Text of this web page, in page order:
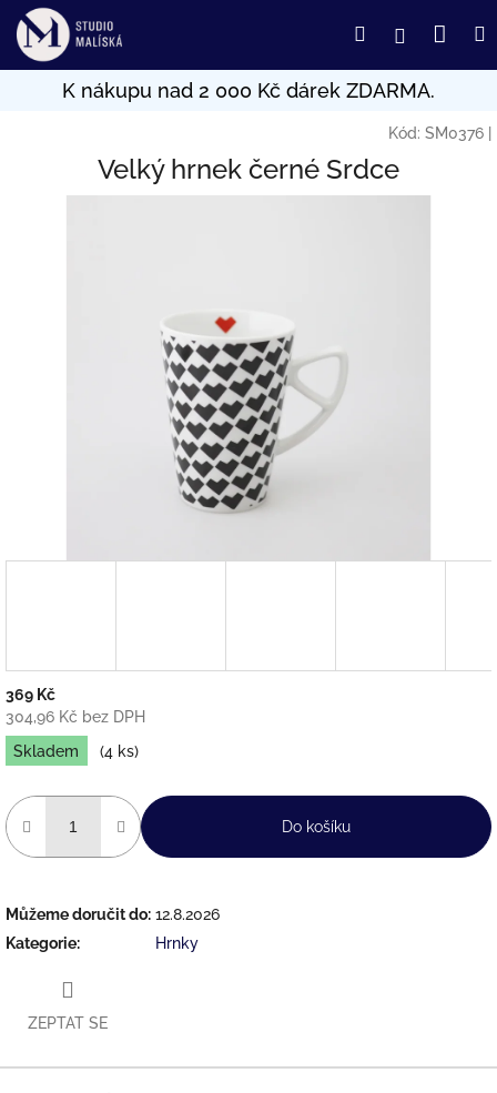
Přejít
obsah
HledatPřihlášení
Kód: SM0376
Velký hrnek černé Srdce
369 Kč
304,96 Kč bez DPH
Měrná
cena:
Skladem (4 ks)
Do košíku
Můžeme doručit do: 12.8.2026
Kategorie: Hrnky
ZEPTAT SE